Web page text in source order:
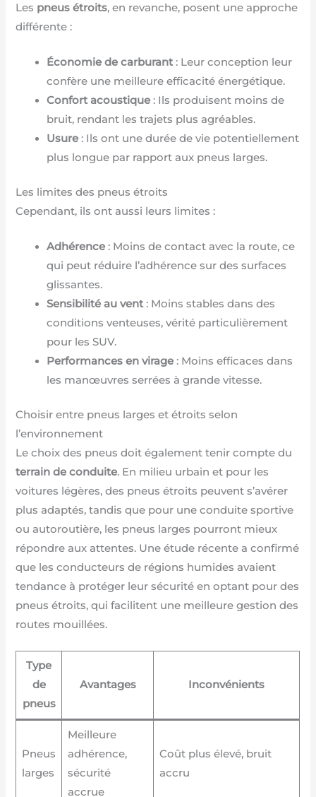
Les pneus étroits, en revanche, posent une approche
différente :
Économie de carburant: Leur conception leur
confère une meilleure efficacité énergétique.
Confort acoustique : Ils produisent moins de
bruit, rendant les trajets plus agréables.
Usure : Ils ont une durée de vie potentiellement
plus longue par rapport aux pneus larges.
Les limites des pneus étroits
Cependant, ils ont aussi leurs limites :
Adhérence : Moins de contact avec la route, ce
qui peut réduire l’adhérence sur des surfaces
glissantes.
Sensibilité au vent: Moins stables dans des
conditions venteuses, vérité particulièrement
pour les SUV.
Performances en virage : Moins efficaces dans
les manœuvres serrées à grande vitesse.
Choisir entre pneus larges et étroits selon
l’environnement
Le choix des pneus doit également tenir compte du
terrain de conduite. En milieu urbain et pour les
voitures légères, des pneus étroits peuvent s’avérer
plus adaptés, tandis que pour une conduite sportive
ou autoroutière, les pneus larges pourront mieux
répondre aux attentes. Une étude récente a confirmé
que les conducteurs de régions humides avaient
tendance à protéger leur sécurité en optant pour des
pneus étroits, qui facilitent une meilleure gestion des
routes mouillées.
Type
de
pneus
Avantages Inconvénients
Pneus
larges
Meilleure
adhérence,
sécurité
accrue
Coût plus élevé, bruit
accru